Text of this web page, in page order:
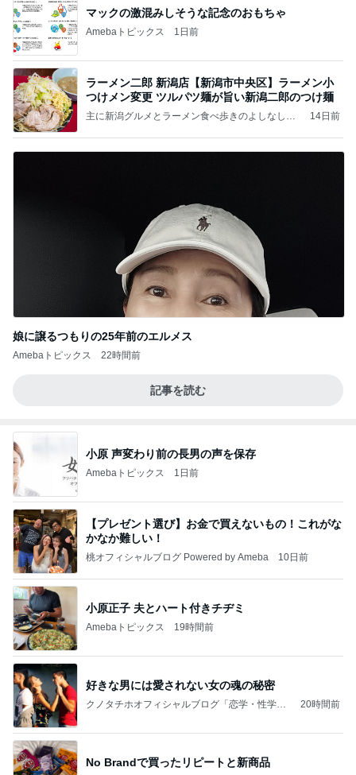
マックの激混みしそうな記念のおもちゃ
Amebaトピックス 1日前
ラーメン二郎 新潟店【新潟市中央区】ラーメン小
つけメン変更 ツルパツ麺が旨い新潟二郎のつけ麺
主に新潟グルメとラーメン食べ歩きのよしなしご
14日前
娘に譲るつもりの25年前のエルメス
Amebaトピックス 22時間前
記事を読む
小原 声変わり前の長男の声を保存
Amebaトピックス 1日前
【プレゼント選び】お金で買えないもの！これがな
かなか難しい！
桃オフィシャルブログ Powered by Ameba 10日前
小原正子 夫とハート付きチヂミ
Amebaトピックス 19時間前
好きな男には愛されない女の魂の秘密
クノタチホオフィシャルブログ「恋学・性学研
20時間前
No Brandで買ったリピートと新商品